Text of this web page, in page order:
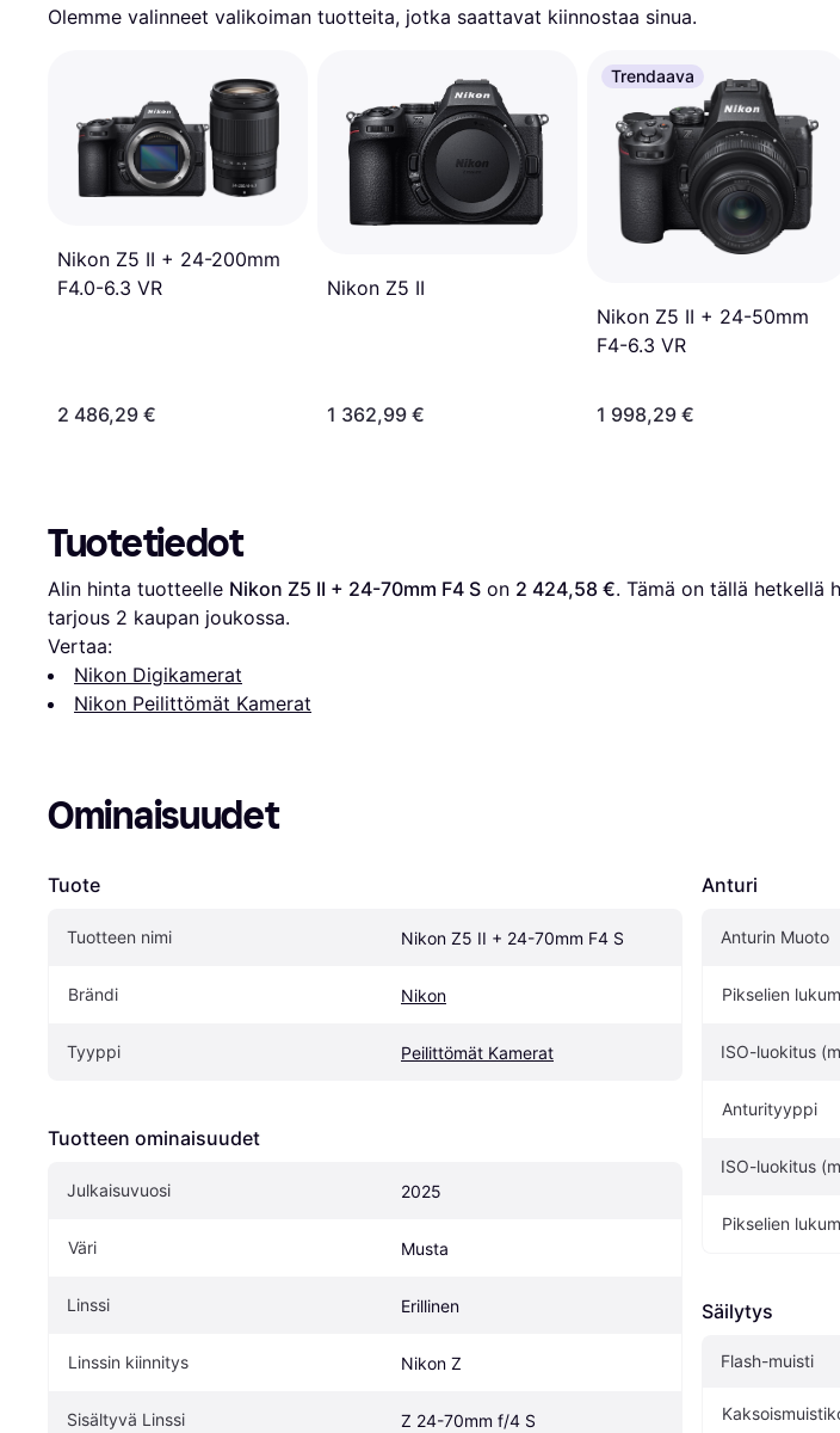
Olemme valinneet valikoiman tuotteita, jotka saattavat kiinnostaa sinua.
Nikon Z5 II + 24-200mm
F4.0-6.3 VR
2 486,29 €
Nikon Z5 II
1 362,99 €
Trendaava
Nikon Z5 II + 24-50mm
F4-6.3 VR
1 998,29 €
Tuotetiedot
Alin hinta tuotteelle Nikon Z5 II + 24-70mm F4 S on 2 424,58 €. Tämä on tällä hetkellä
tarjous 2 kaupan joukossa.
Vertaa:
Nikon Digikamerat
Nikon Peilittömät Kamerat
Ominaisuudet
Tuote
Tuotteen nimi Nikon Z5 II + 24-70mm F4 S
Brändi Nikon
Tyyppi Peilittömät Kamerat
Tuotteen ominaisuudet
Julkaisuvuosi 2025
Väri Musta
Linssi Erillinen
Linssin kiinnitys Nikon Z
Sisältyvä Linssi Z 24-70mm f/4 S
Anturi
Anturin Muoto
Pikselien
ISO-luokitus
Anturityyppi
ISO-luokitus
Pikselien
Säilytys
Flash-muisti